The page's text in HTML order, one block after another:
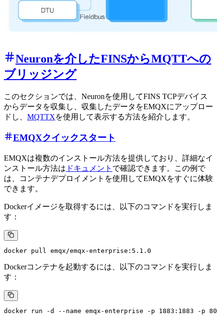
Neuronを介したFINSからMQTTへの
ブリッジング
このセクションでは、Neuronを使用してFINS TCPデバイス
からデータを収集し、収集したデータをEMQXにアップロー
ドし、 MQTTXを使用して表示する方法を紹介します。
EMQXクイックスタート
EMQXは複数のインストール方法を提供しており、詳細なイ
ンストール方法は ドキュメント で確認できます。この例で
は、コンテナデプロイメントを使用してEMQXをすぐに体験
できます。
Dockerイメージを取得するには、以下のコマンドを実行しま
す：
Dockerコンテナを起動するには、以下のコマンドを実行しま
す：